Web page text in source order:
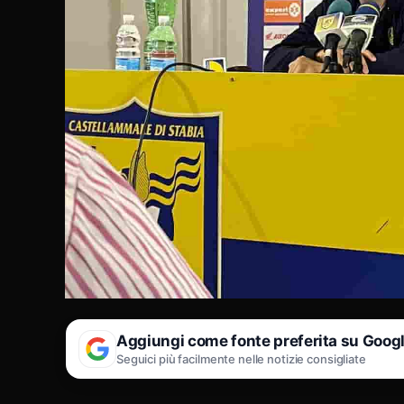
Aggiungi come fonte preferita su
Seguici più facilmente nelle notizie consigliate